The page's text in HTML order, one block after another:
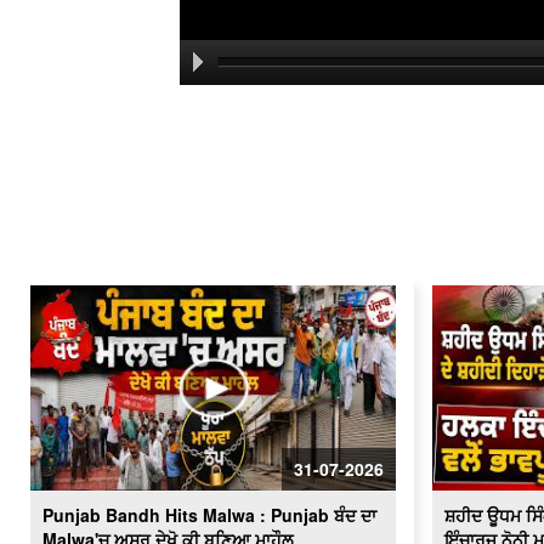
31-07-2026
Punjab Bandh Hits Malwa : Punjab ਬੰਦ ਦਾ
ਸ਼ਹੀਦ ਊਧਮ